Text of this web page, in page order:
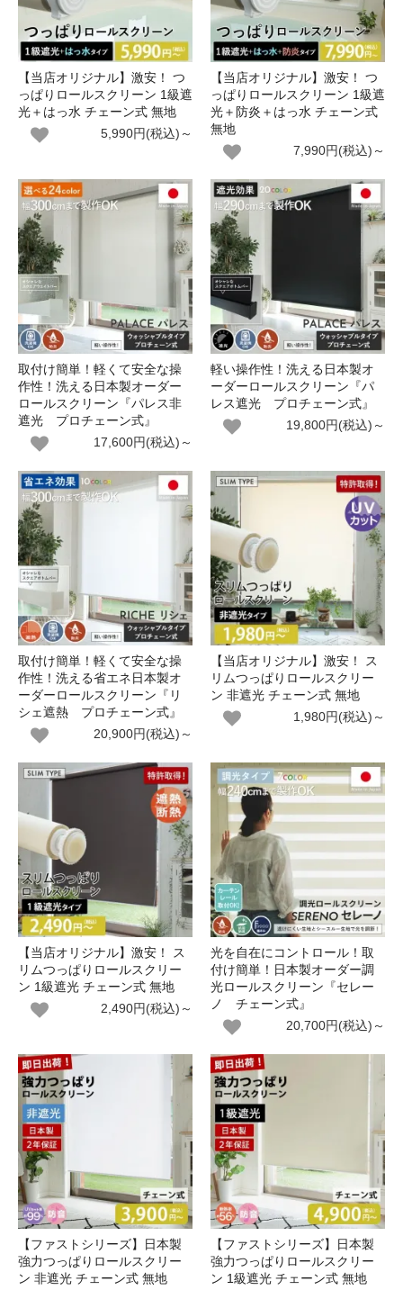
【当店オリジナル】激安！ つ
っぱりロールスクリーン 1級遮
光＋はっ水 チェーン式 無地
5,990円(税込)～
【当店オリジナル】激安！ つ
っぱりロールスクリーン 1級遮
光＋防炎＋はっ水 チェーン式
無地
7,990円(税込)～
取付け簡単！軽くて安全な操
作性！洗える日本製オーダー
ロールスクリーン『パレス非
遮光 プロチェーン式』
17,600円(税込)～
軽い操作性！洗える日本製オ
ーダーロールスクリーン『パ
レス遮光 プロチェーン式』
19,800円(税込)～
取付け簡単！軽くて安全な操
作性！洗える省エネ日本製オ
ーダーロールスクリーン『リ
シェ遮熱 プロチェーン式』
20,900円(税込)～
【当店オリジナル】激安！ ス
リムつっぱりロールスクリー
ン 非遮光 チェーン式 無地
1,980円(税込)～
【当店オリジナル】激安！ ス
リムつっぱりロールスクリー
ン 1級遮光 チェーン式 無地
2,490円(税込)～
光を自在にコントロール！取
付け簡単！日本製オーダー調
光ロールスクリーン『セレー
ノ チェーン式』
20,700円(税込)～
【ファストシリーズ】日本製
強力つっぱりロールスクリー
ン 非遮光 チェーン式 無地
【ファストシリーズ】日本製
強力つっぱりロールスクリー
ン 1級遮光 チェーン式 無地